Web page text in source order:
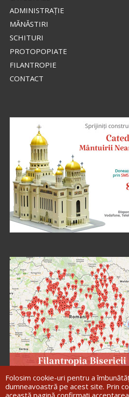
ADMINISTRAŢIE
MĂNĂSTIRI
SCHITURI
PROTOPOPIATE
FILANTROPIE
CONTACT
Folosim cookie-uri pentru a
dumneavoastră pe acest site. Prin
această pagină confirmați